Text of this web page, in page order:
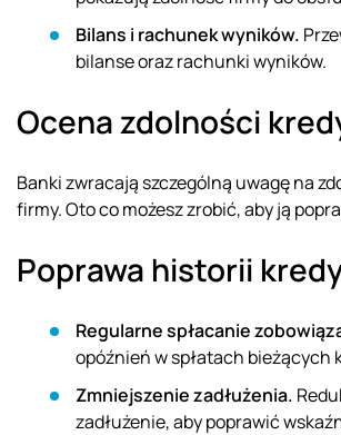
Bilans i rachunek wyników.
bilanse oraz rachunki wyników.
Ocena zdolności
Banki zwracają szczególną uwagę na
firmy. Oto co możesz zrobić, aby ją
Poprawa historii
Regularne spłacanie
opóźnień w spłatach bieżących
Zmniejszenie zadłużenia.
zadłużenie, aby poprawić